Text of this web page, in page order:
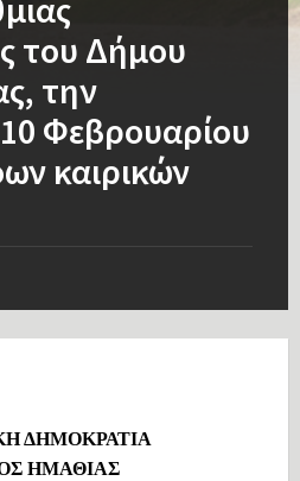
του Δήμου
την
Φεβρουαρίου
καιρικών
ΔΗΜΟΚΡΑΤΙΑ
ΗΜΑΘΙΑΣ